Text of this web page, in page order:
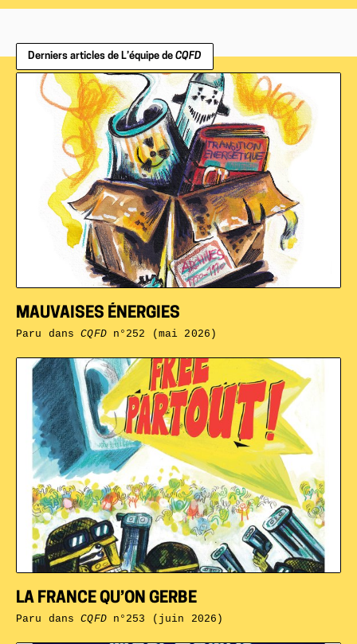
Derniers articles de L’équipe de CQFD
LA FRANCE QU’ON GERBE
Paru dansCQFDn°253 (juin 2026)
MAUVAISES ÉNERGIES
Paru dansCQFDn°252 (mai 2026)